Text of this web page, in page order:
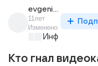
evgenii_17797
11лет
Изменено
Кто гнал